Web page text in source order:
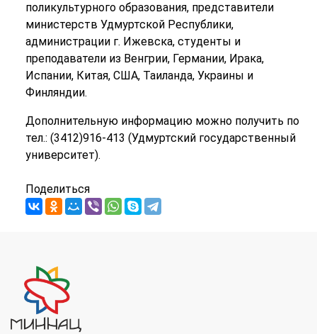
поликультурного образования, представители
министерств Удмуртской Республики,
администрации г. Ижевска, студенты и
преподаватели из Венгрии, Германии, Ирака,
Испании, Китая, США, Таиланда, Украины и
Финляндии.
Дополнительную информацию можно получить по
тел.: (3412)916-413 (Удмуртский государственный
университет).
Поделиться